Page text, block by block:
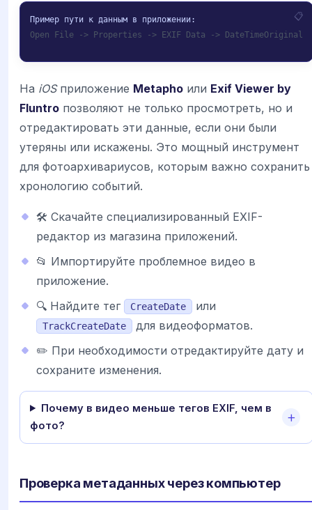
Open File -> Properties -> EXIF Data -> DateTimeOriginal
На iOSприложение Metapho или Exif Viewer by
Fluntro позволяют не только просмотреть, но и
отредактировать эти данные, если они были
утеряны или искажены. Это мощный инструмент
для фотоархивариусов, которым важно сохранить
хронологию событий.
🛠 Скачайте специализированный EXIF-
редактор из магазина приложений.
📂 Импортируйте проблемное видео в
приложение.
🔍 Найдите тег
CreateDate или
TrackCreateDate
для видеоформатов.
✏️ При необходимости отредактируйте дату и
сохраните изменения.
Почему в видео меньше тегов EXIF, чем в
фото?
Проверка метаданных через компьютер